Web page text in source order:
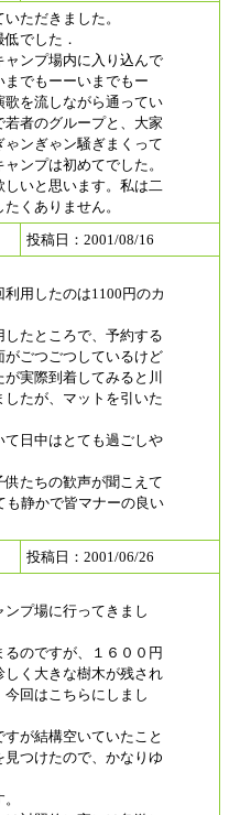
ただきました。
でした．
ンプ場内に入り込んで
までもーーいまでもー
を流しながら通ってい
者のグループと、大家
ンぎゃン騒ぎまくって
ンプは初めてでした。
いと思います。私は二
くありません。
投稿日：2001/08/16
用したのは1100円のカ
たところで、予約する
がごつごつしているけど
実際到着してみると川
たが、マットを引いた
日中はとても過ごしや
供たちの歓声が聞こえて
も静かで皆マナーの良い
投稿日：2001/06/26
プ場に行ってきまし
のですが、１６００円
しく大きな樹木が残され
回はこちらにしまし
が結構空いていたこと
つけたので、かなりゆ